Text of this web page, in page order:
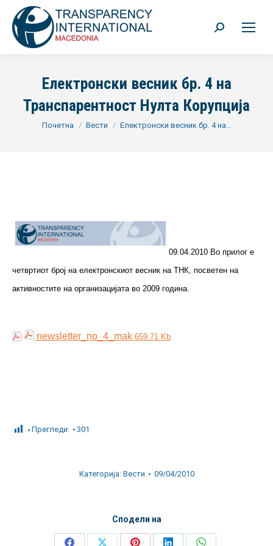
Search:
Електронски весник бр. 4 на
Транспарентност Нулта Корупција
You are here:
Почетна Вести Електронски весник бр. 4 на…
09.04.2010 Во прилог е
четвртиот број на електронскиот весник на ТНК, посветен на
активностите на организацијата во 2009 година.
newsletter_no_4_mak 659.71 Kb
Прегледи: 301
Категорија: Вести 09/04/2010
Сподели на